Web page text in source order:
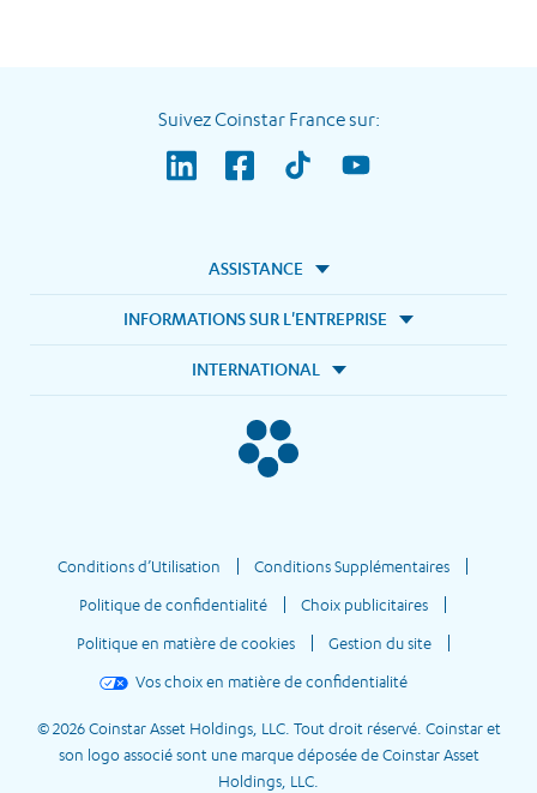
Suivez Coinstar France sur:
ASSISTANCE
INFORMATIONS SUR L'ENTREPRISE
INTERNATIONAL
Conditions d’Utilisation
Conditions Supplémentaires
Politique de confidentialité
Choix publicitaires
Politique en matière de cookies
Gestion du site
Vos choix en matière de confidentialité
© 2026 Coinstar Asset Holdings, LLC. Tout droit réservé. Coinstar et
son logo associé sont une marque déposée de Coinstar Asset
Holdings, LLC.